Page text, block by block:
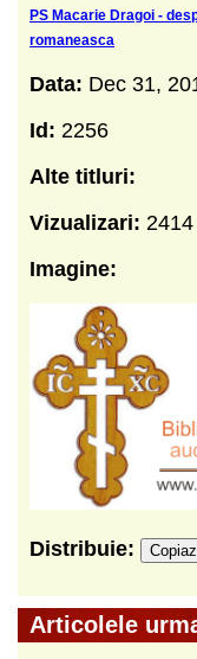
PS Macarie Dragoi -
romaneasca
Data: Dec 31,
Id: 2256
Alte titluri:
Vizualizari: 2414
Imagine:
Distribuie:
Articolele